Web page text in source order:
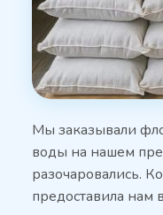
Мы заказывали
воды на нашем
разочаровались.
предоставила нам